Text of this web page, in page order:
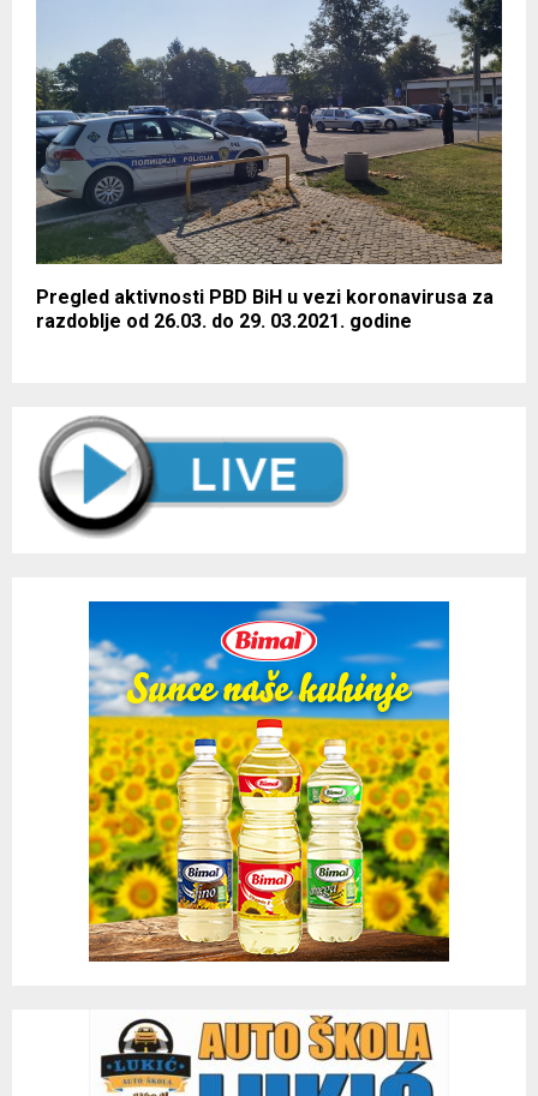
Pregled aktivnosti PBD BiH u vezi koronavirusa za
razdoblje od 26.03. do 29. 03.2021. godine